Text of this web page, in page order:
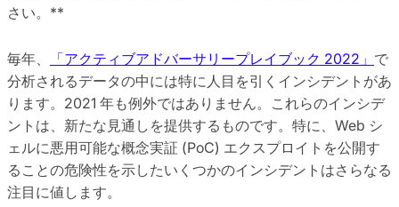
さい。**
毎年、 「アクティブアドバーサリープレイブック 2022」 で
分析されるデータの中には特に人目を引くインシデントがあ
ります。2021 年も例外ではありません。これらのインシデ
ントは、新たな見通しを提供するものです。特に、Web シ
ェルに悪用可能な概念実証 (PoC) エクスプロイトを公開す
ることの危険性を示したいくつかのインシデントはさらなる
注目に値します。